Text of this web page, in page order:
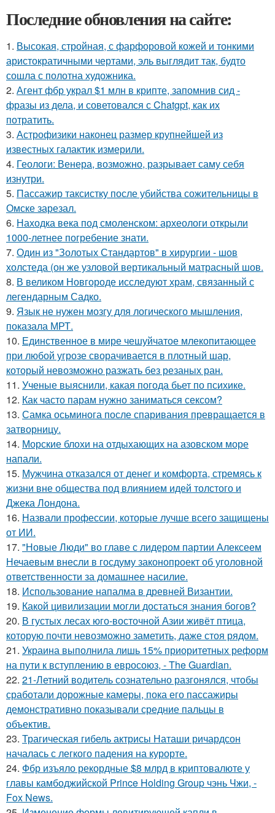
Последние обновления на сайте:
1. Высокая, стройная, с фарфоровой кожей и тонкими
аристократичными чертами, эль выглядит так, будто
сошла с полотна художника.
2. Агент фбр украл $1 млн в крипте, запомнив сид -
фразы из дела, и советовался с Chatgpt, как их
потратить.
3. Астрофизики наконец размер крупнейшей из
известных галактик измерили.
4. Геологи: Венера, возможно, разрывает саму себя
изнутри.
5. Пассажир таксистку после убийства сожительницы в
Омске зарезал.
6. Находка века под смоленском: археологи открыли
1000-летнее погребение знати.
7. Один из "Золотых Стандартов" в хирургии - шов
холстеда (он же узловой вертикальный матрасный шов.
8. В великом Новгороде исследуют храм, связанный с
легендарным Садко.
9. Язык не нужен мозгу для логического мышления,
показала МРТ.
10. Единственное в мире чешуйчатое млекопитающее
при любой угрозе сворачивается в плотный шар,
который невозможно разжать без резаных ран.
11. Ученые выяснили, какая погода бьет по психике.
12. Как часто парам нужно заниматься сексом?
13. Самка осьминога после спаривания превращается в
затворницу.
14. Морские блохи на отдыхающих на азовском море
напали.
15. Мужчина отказался от денег и комфорта, стремясь к
жизни вне общества под влиянием идей толстого и
Джека Лондона.
16. Назвали профессии, которые лучше всего защищены
от ИИ.
17. "Новые Люди" во главе с лидером партии Алексеем
Нечаевым внесли в госдуму законопроект об уголовной
ответственности за домашнее насилие.
18. Использование напалма в древней Византии.
19. Какой цивилизации могли достаться знания богов?
20. В густых лесах юго-восточной Азии живёт птица,
которую почти невозможно заметить, даже стоя рядом.
21. Украина выполнила лишь 15% приоритетных реформ
на пути к вступлению в евросоюз, - The Guardian.
22. 21-Летний водитель сознательно разгонялся, чтобы
сработали дорожные камеры, пока его пассажиры
демонстративно показывали средние пальцы в
объектив.
23. Трагическая гибель актрисы Наташи ричардсон
началась с легкого падения на курорте.
24. Фбр изъяло рекордные $8 млрд в криптовалюте у
главы камбоджийской Prince Holding Group чэнь Чжи, -
Fox News.